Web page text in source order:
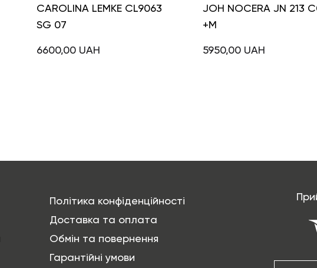
CAROLINA LEMKE CL9063
SG 07
6600,00 UAH
JOH NOCERA JN 213
+M
5950,00 UAH
Політика конфіденційності
Доставка та оплата
Обмін та повернення
Гарантійні умови